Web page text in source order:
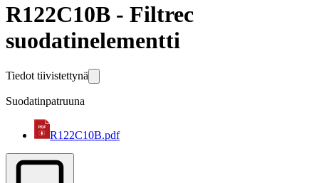
R122C10B - Filtrec
suodatinelementti
Tiedot tiivistettynä
Suodatinpatruuna
R122C10B.pdf